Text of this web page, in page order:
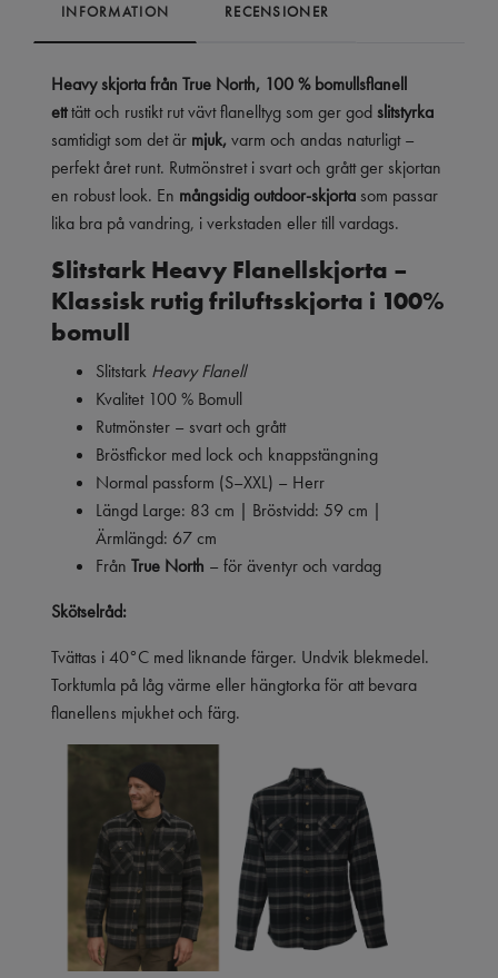
INFORMATION RECENSIONER
Heavy skjorta från True North, 100 % bomullsflanell
etttätt och rustikt rut vävt flanelltyg som ger godslitstyrka
samtidigt som det är mjuk,varm och andas naturligt –
perfekt året runt. Rutmönstret i svart och grått ger skjortan
en robust look. En mångsidig outdoor-skjorta som passar
lika bra på vandring, i verkstaden eller till vardags.
Slitstark Heavy Flanellskjorta –
Klassisk rutig friluftsskjorta i 100%
bomull
Slitstark Heavy Flanell
Kvalitet 100 % Bomull
Rutmönster – svart och grått
Bröstfickor med lock och knappstängning
Normal passform (S–XXL) – Herr
Längd Large: 83 cm | Bröstvidd: 59 cm |
Ärmlängd: 67 cm
Från True North – för äventyr och vardag
Skötselråd:
Tvättas i 40°C med liknande färger. Undvik blekmedel.
Torktumla på låg värme eller hängtorka för att bevara
flanellens mjukhet och färg.